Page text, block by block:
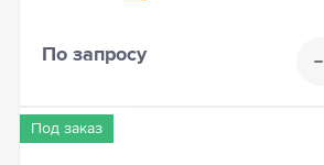
По запросу
Под заказ